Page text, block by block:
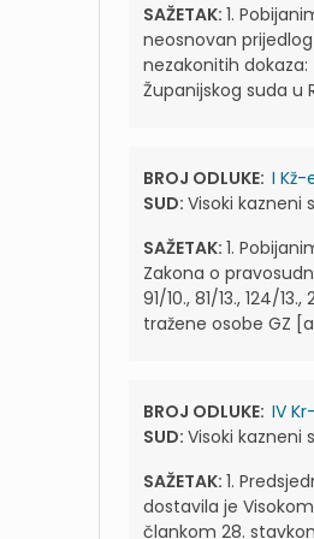
SAŽETAK: 1.
neosnovan
nezakonitih
Županijskog suda u
BROJ ODLUKE: I
SUD: Visoki kazneni
SAŽETAK: 1.
Zakona o
91/10., 81/13., 124/
tražene osobe GZ
BROJ ODLUKE: IV
SUD: Visoki kazneni
SAŽETAK: 1.
dostavila je
člankom 28.